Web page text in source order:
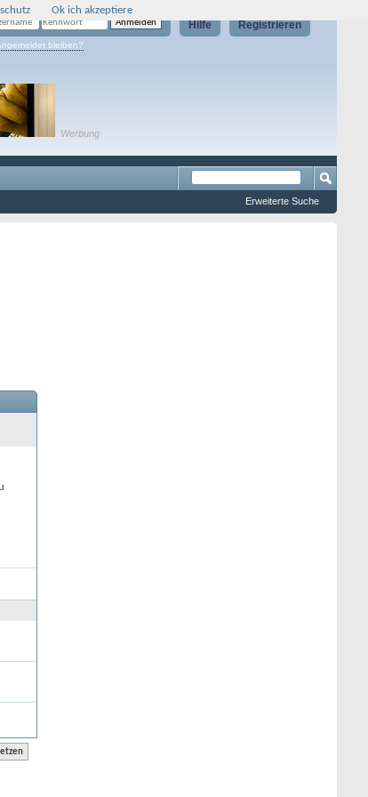
Registrieren
Hilfe
bleiben?
Werbung
Erweiterte Suche
Ok ich akzeptiere